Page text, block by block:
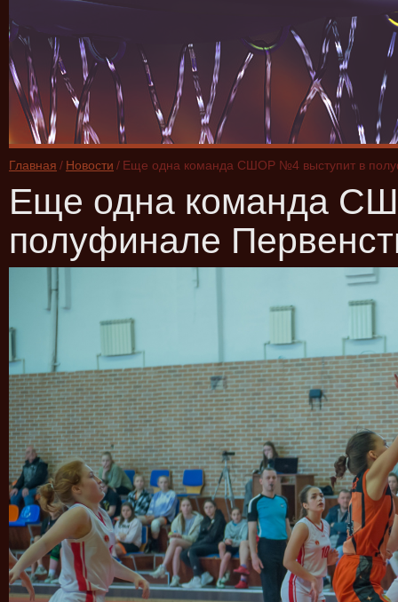
Главная / Новости / Еще одна команда СШОР №4 выступит в
Еще одна команда
полуфинале